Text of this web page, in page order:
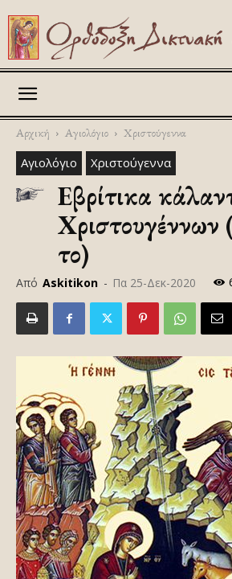
Αρχική Αγιολόγιο Χριστούγεννα
Αγιολόγιο Χριστούγεννα
Εβρίτικα
Χριστουγέννων
το)
Από Askitikon - Πα 25-Δεκ-2020